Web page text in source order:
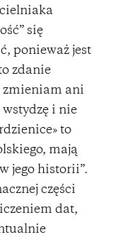
się
ponieważ jest
zdanie
zmieniam ani
wstydzę i nie
to
mają
jego historii”.
części
dat,